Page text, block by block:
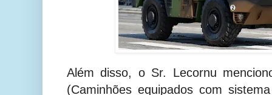
Além disso, o Sr. Lecornu
(Caminhões equipados com